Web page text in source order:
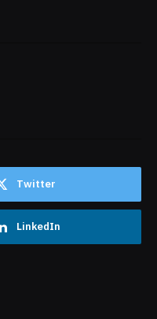
Twitter
LinkedIn